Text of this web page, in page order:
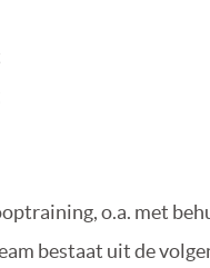
o.a. met
bestaat uit de